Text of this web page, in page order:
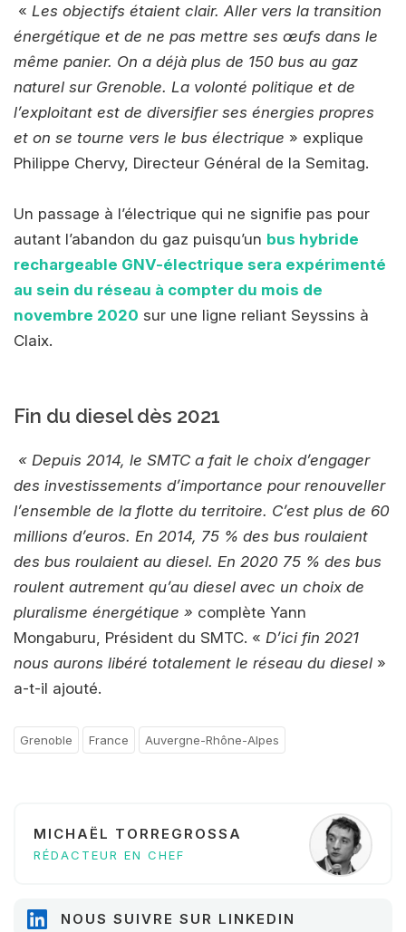
« Les objectifs étaient clair. Aller vers la transition
énergétique et de ne pas mettre ses œufs dans le
même panier. On a déjà plus de 150 bus au gaz
naturel sur Grenoble. La volonté politique et de
l’exploitant est de diversifier ses énergies propres
et on se tourne vers le bus électrique » explique
Philippe Chervy, Directeur Général de la Semitag.
Un passage à l’électrique qui ne signifie pas pour
autant l’abandon du gaz puisqu’un bus hybride
rechargeable GNV-électrique sera expérimenté
au sein du réseau à compter du mois de
novembre 2020 sur une ligne reliant Seyssins à
Claix.
Fin du diesel dès 2021
« Depuis 2014, le SMTC a fait le choix d’engager
des investissements d’importance pour renouveller
l’ensemble de la flotte du territoire. C’est plus de 60
millions d’euros. En 2014, 75 % des bus roulaient
des bus roulaient au diesel. En 2020 75 % des bus
roulent autrement qu’au diesel avec un choix de
pluralisme énergétique » complète Yann
Mongaburu, Président du SMTC. « D’ici fin 2021
nous aurons libéré totalement le réseau du diesel »
a-t-il ajouté.
Grenoble France Auvergne-Rhône-Alpes
MICHAËL TORREGROSSA
RÉDACTEUR EN CHEF
NOUS SUIVRE SUR LINKEDIN